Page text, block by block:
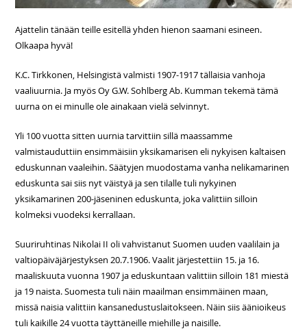
Ajattelin tänään teille esitellä yhden hienon saamani esineen.
Olkaapa hyvä!
K.C. Tirkkonen, Helsingistä valmisti 1907-1917 tällaisia vanhoja
vaaliuurnia. Ja myös Oy G.W. Sohlberg Ab. Kumman tekemä tämä
uurna on ei minulle ole ainakaan vielä selvinnyt.
Yli 100 vuotta sitten uurnia tarvittiin sillä maassamme
valmistauduttiin ensimmäisiin yksikamarisen eli nykyisen kaltaisen
eduskunnan vaaleihin. Säätyjen muodostama vanha nelikamarinen
eduskunta sai siis nyt väistyä ja sen tilalle tuli nykyinen
yksikamarinen 200-jäseninen eduskunta, joka valittiin silloin
kolmeksi vuodeksi kerrallaan.
Suuriruhtinas Nikolai II oli vahvistanut Suomen uuden vaalilain ja
valtiopäiväjärjestyksen 20.7.1906. Vaalit järjestettiin 15. ja 16.
maaliskuuta vuonna 1907 ja eduskuntaan valittiin silloin 181 miestä
ja 19 naista. Suomesta tuli näin maailman ensimmäinen maan,
missä naisia valittiin kansanedustuslaitokseen. Näin siis äänioikeus
tuli kaikille 24 vuotta täyttäneille miehille ja naisille.